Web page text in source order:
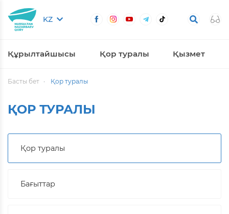
KZ
Құрылтайшысы Қор туралы Қызмет
Басты бет Қор туралы
ҚОР ТУРАЛЫ
Қор туралы
Бағыттар